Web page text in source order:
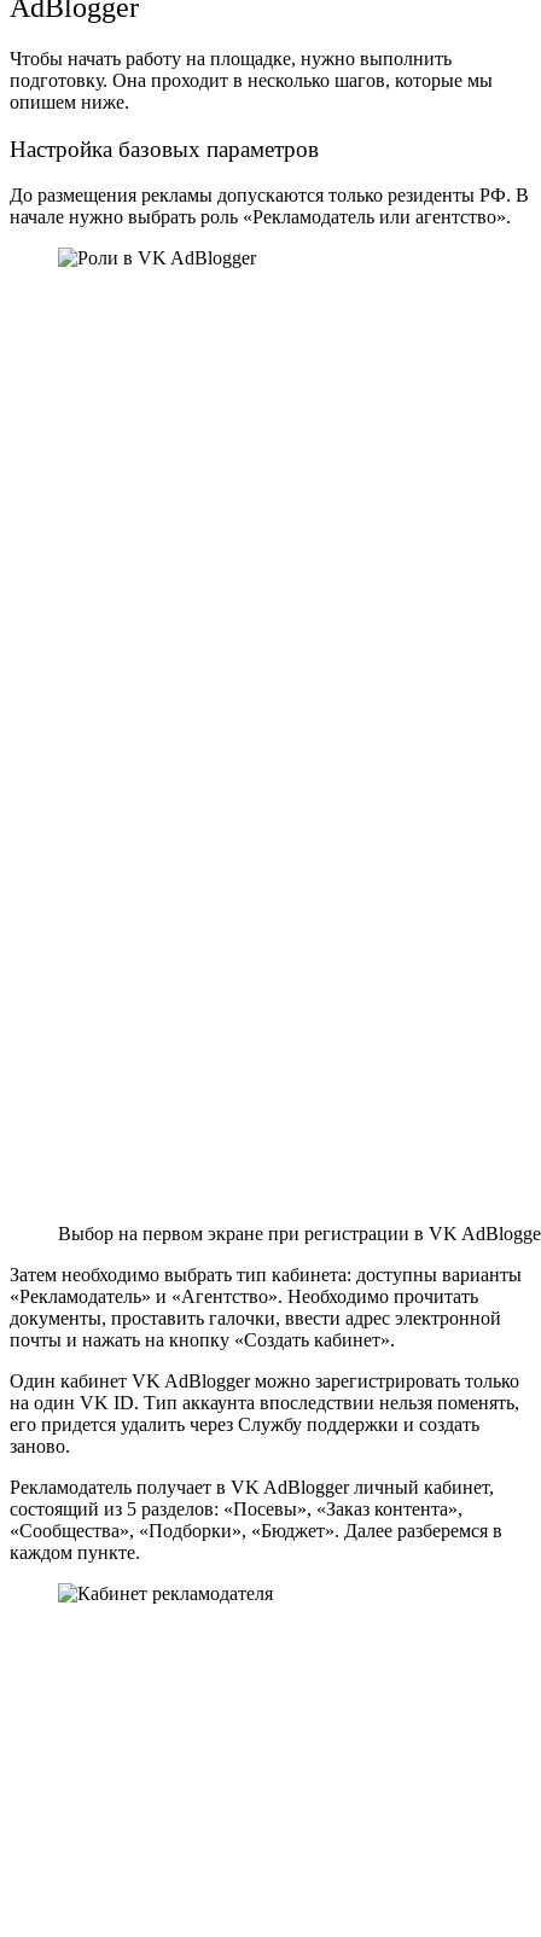
AdBlogger
Чтобы начать работу на площадке, нужно выполнить
подготовку. Она проходит в несколько шагов, которые мы
опишем ниже.
Настройка базовых параметров
До размещения рекламы допускаются только резиденты РФ. В
начале нужно выбрать роль «Рекламодатель или агентство».
Выбор на первом экране при регистрации в VK
Затем необходимо выбрать тип кабинета: доступны варианты
«Рекламодатель» и «Агентство». Необходимо прочитать
документы, проставить галочки, ввести адрес электронной
почты и нажать на кнопку «Создать кабинет».
Один кабинет VK AdBlogger можно зарегистрировать только
на один VK ID. Тип аккаунта впоследствии нельзя поменять,
его придется удалить через Службу поддержки и создать
заново.
Рекламодатель получает в VK AdBlogger личный кабинет,
состоящий из 5 разделов: «Посевы», «Заказ контента»,
«Сообщества», «Подборки», «Бюджет». Далее разберемся в
каждом пункте.